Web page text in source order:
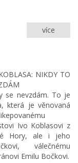
více
Brna
2022
NIKDY TO
se nevzdám. To je
která je věnovaná
Ivo Koblasovi z
Hory, ale i jeho
válečnému
Emilu Bočkovi.